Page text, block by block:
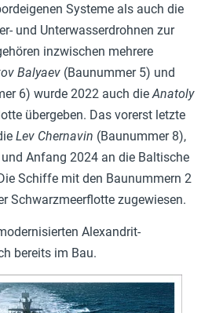
Systeme als auch die
und Unterwasserdrohnen zur
inzwischen mehrere
Balyaev (Baunummer 5) und
6) wurde 2022 auch die Anatoly
übergeben. Das vorerst letzte
Lev Chernavin (Baunummer 8),
Anfang 2024 an die Baltische
Schiffe mit den Baunummern 2
Schwarzmeerflotte zugewiesen.
Alexandrit-
bereits im Bau.